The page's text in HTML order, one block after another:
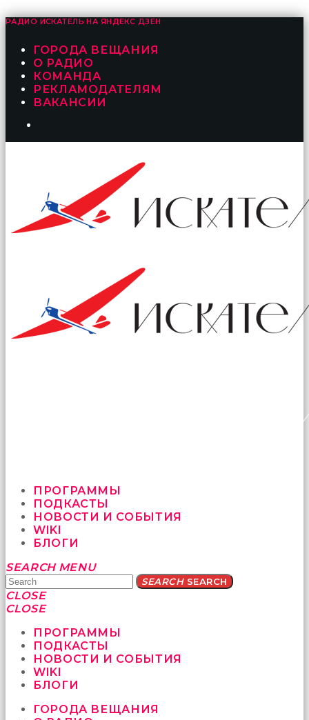
РАДИО ИСКАТЕЛЬ НА ЯНДЕКС ДЗЕН
ГОРОДА ВЕЩАНИЯ
О РАДИО
КОМАНДА
РЕКЛАМОДАТЕЛЯМ
ВАКАНСИИ
ПРОГРАММЫ
ПОДКАСТЫ
НОВОСТИ И СОБЫТИЯ
WIKI
БЛОГИ
Yatağa
bile
geçmeye
fırsat
sikici
kocalar
güzel
karıları
öttürüyor
SEARCH MENU
SEARCHSEARCH
CLOSE
CLOSE
ПРОГРАММЫ
ПОДКАСТЫ
НОВОСТИ И СОБЫТИЯ
WIKI
БЛОГИ
ГОРОДА ВЕЩАНИЯ